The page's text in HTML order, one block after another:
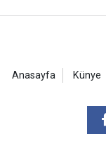
Anasayfa Künye